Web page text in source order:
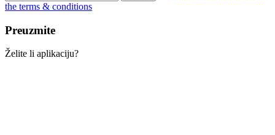
the terms & conditions
Preuzmite
Želite li aplikaciju?